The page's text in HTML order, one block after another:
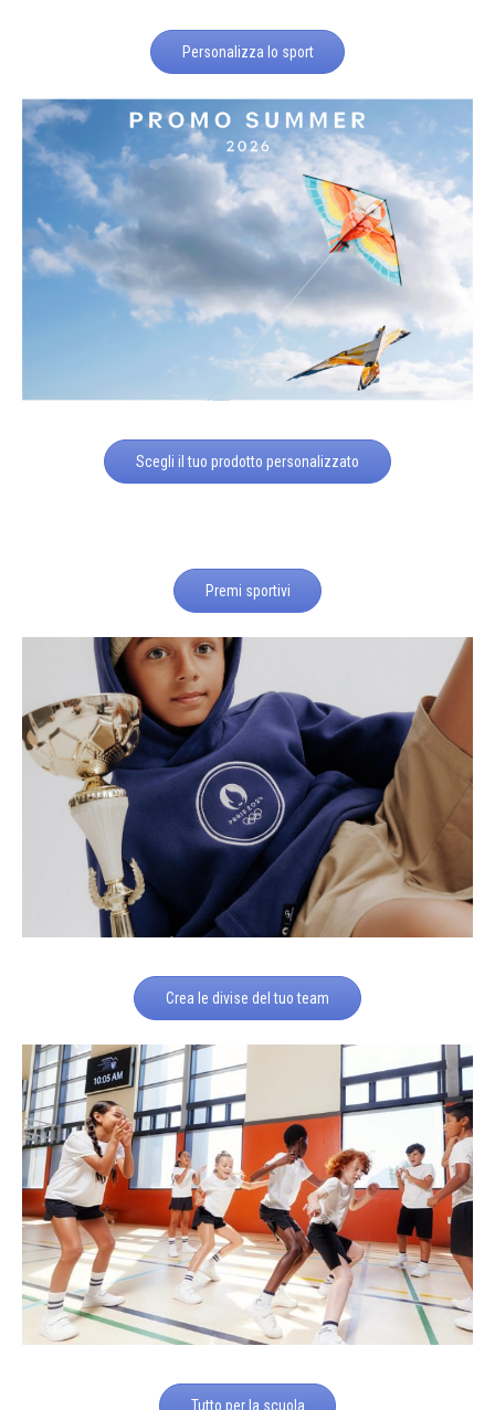
Personalizza lo sport
Scegli il tuo prodotto personalizzato
Premi sportivi
Crea le divise del tuo team
Tutto per la scuola